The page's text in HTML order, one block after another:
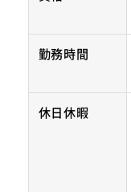
勤務時間
休日休暇